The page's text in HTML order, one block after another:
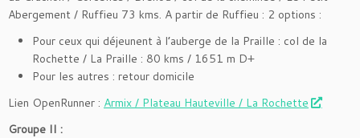
Abergement / Ruffieu 73 kms. A partir de Ruffieu : 2 options :
Pour ceux qui déjeunent à l’auberge de la Praille : col de la
Rochette / La Praille : 80 kms / 1651 m D+
Pour les autres : retour domicile
Lien OpenRunner : Armix / Plateau Hauteville / La Rochette
Groupe II :